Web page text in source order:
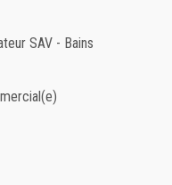
SAV - Bains